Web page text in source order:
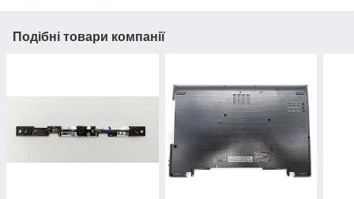
Подібні товари компанії